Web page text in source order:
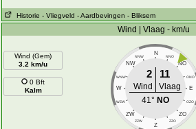
Historie - Vliegveld - Aardbevingen - Bliksem
Wind | Vlaag - km/u
Wind (Gem)
3.2 km/u
0 Bft
Kalm
N
NNW NNO
NW NO
WNW ONO
W E
WZW OZO
ZW ZO
ZZW ZZO
Z
2 11
Wind
Vlaag
41° NO